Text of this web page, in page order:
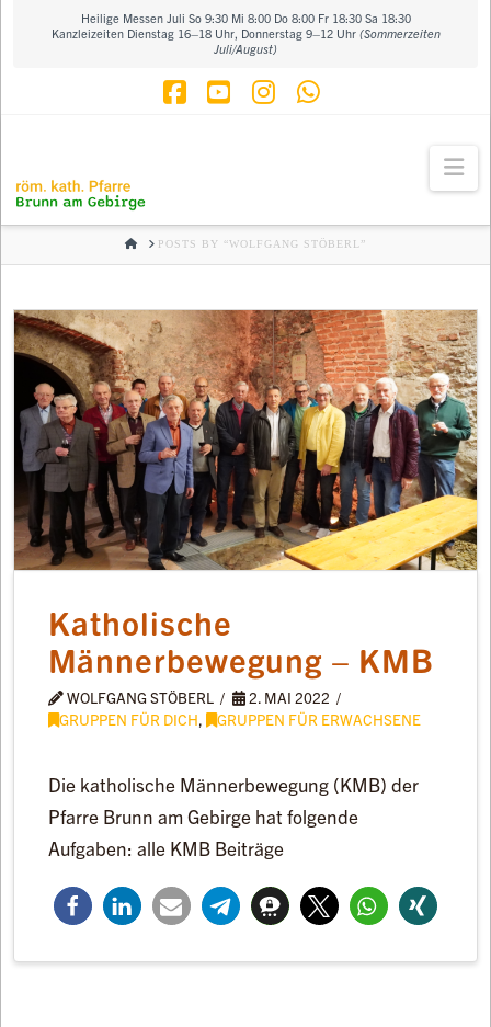
Heilige Messen Juli So 9:30 Mi 8:00 Do 8:00 Fr 18:30 Sa 18:30
Kanzleizeiten Dienstag 16–18 Uhr, Donnerstag 9–12 Uhr (Sommerzeiten
Juli/August)
HOMEPOSTS BY “WOLFGANG STÖBERL”
Katholische
Männerbewegung – KMB
WOLFGANG STÖBERL
2. MAI 2022
GRUPPEN FÜR DICH
GRUPPEN FÜR ERWACHSENE
Die katholische Männerbewegung (KMB) der
Pfarre Brunn am Gebirge hat folgende
Aufgaben: alle KMB Beiträge